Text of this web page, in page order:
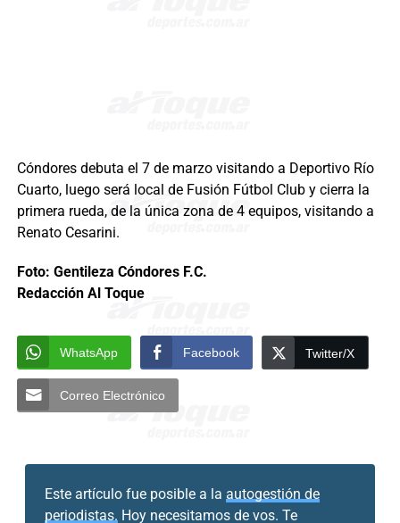
Cóndores debuta el 7 de marzo visitando a Deportivo Río
Cuarto, luego será local de Fusión Fútbol Club y cierra la
primera rueda, de la única zona de 4 equipos, visitando a
Renato Cesarini.
Foto: Gentileza Cóndores F.C.
Redacción Al Toque
WhatsApp Facebook Twitter/X
Correo Electrónico
Este artículo fue posible a la autogestión de
periodistas. Hoy necesitamos de vos. Te